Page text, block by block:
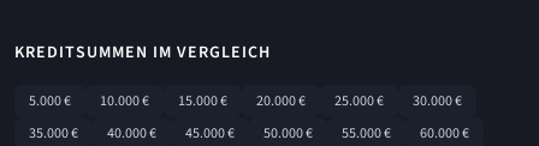
KREDITSUMMEN IM VERGLEICH
5.000 € 10.000 € 15.000 € 20.000 € 25.000 €
30.000 €
35.000 €
40.000 € 45.000 € 50.000 € 55.000 €
60.000 €